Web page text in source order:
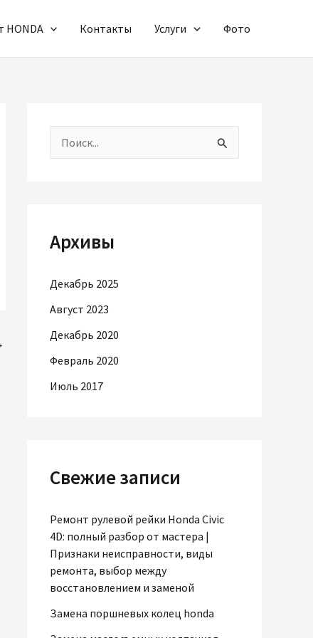
HONDA Контакты Услуги Фото
к
Архивы
Декабрь 2025
Август 2023
Декабрь 2020
Февраль 2020
Июль 2017
Свежие записи
Ремонт рулевой рейки Honda Civic
4D: полный разбор от мастера |
Признаки неисправности, виды
ремонта, выбор между
восстановлением и заменой
Замена поршневых колец honda